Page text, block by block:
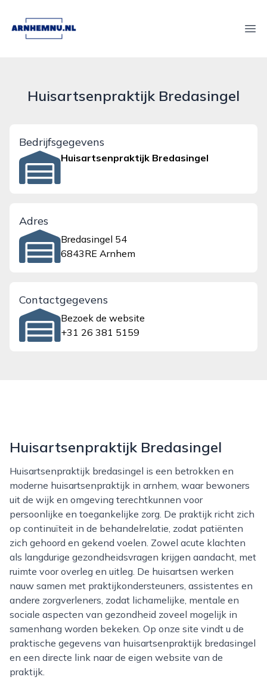
arnhemnu.nl
Huisartsenpraktijk Bredasingel
Bedrijfsgegevens
Huisartsenpraktijk Bredasingel
Adres
Bredasingel 54
6843RE Arnhem
Contactgegevens
Bezoek de website
+31 26 381 5159
Huisartsenpraktijk Bredasingel
Huisartsenpraktijk bredasingel is een betrokken en
moderne huisartsenpraktijk in arnhem, waar bewoners
uit de wijk en omgeving terechtkunnen voor
persoonlijke en toegankelijke zorg. De praktijk richt zich
op continuïteit in de behandelrelatie, zodat patiënten
zich gehoord en gekend voelen. Zowel acute klachten
als langdurige gezondheidsvragen krijgen aandacht, met
ruimte voor overleg en uitleg. De huisartsen werken
nauw samen met praktijkondersteuners, assistentes en
andere zorgverleners, zodat lichamelijke, mentale en
sociale aspecten van gezondheid zoveel mogelijk in
samenhang worden bekeken. Op onze site vindt u de
praktische gegevens van huisartsenpraktijk bredasingel
en een directe link naar de eigen website van de
praktijk.